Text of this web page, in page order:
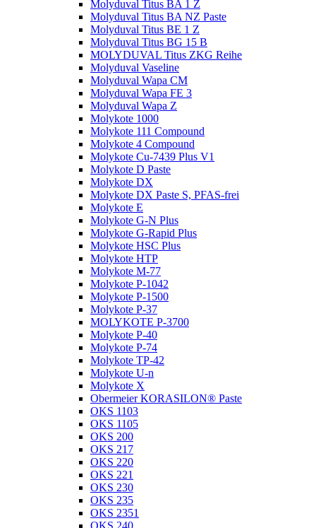
Molyduval Titus BA 1 Z
Molyduval Titus BA NZ Paste
Molyduval Titus BE 1 Z
Molyduval Titus BG 15 B
MOLYDUVAL Titus ZKG Reihe
Molyduval Vaseline
Molyduval Wapa CM
Molyduval Wapa FE 3
Molyduval Wapa Z
Molykote 1000
Molykote 111 Compound
Molykote 4 Compound
Molykote Cu-7439 Plus V1
Molykote D Paste
Molykote DX
Molykote DX Paste S, PFAS-frei
Molykote E
Molykote G-N Plus
Molykote G-Rapid Plus
Molykote HSC Plus
Molykote HTP
Molykote M-77
Molykote P-1042
Molykote P-1500
Molykote P-37
MOLYKOTE P-3700
Molykote P-40
Molykote P-74
Molykote TP-42
Molykote U-n
Molykote X
Obermeier KORASILON® Paste
OKS 1103
OKS 1105
OKS 200
OKS 217
OKS 220
OKS 221
OKS 230
OKS 235
OKS 2351
OKS 240